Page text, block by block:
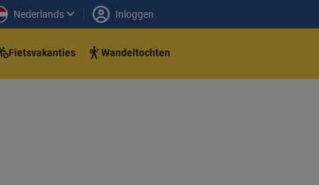
Nederlands Inloggen
Fietsvakanties Wandeltochten